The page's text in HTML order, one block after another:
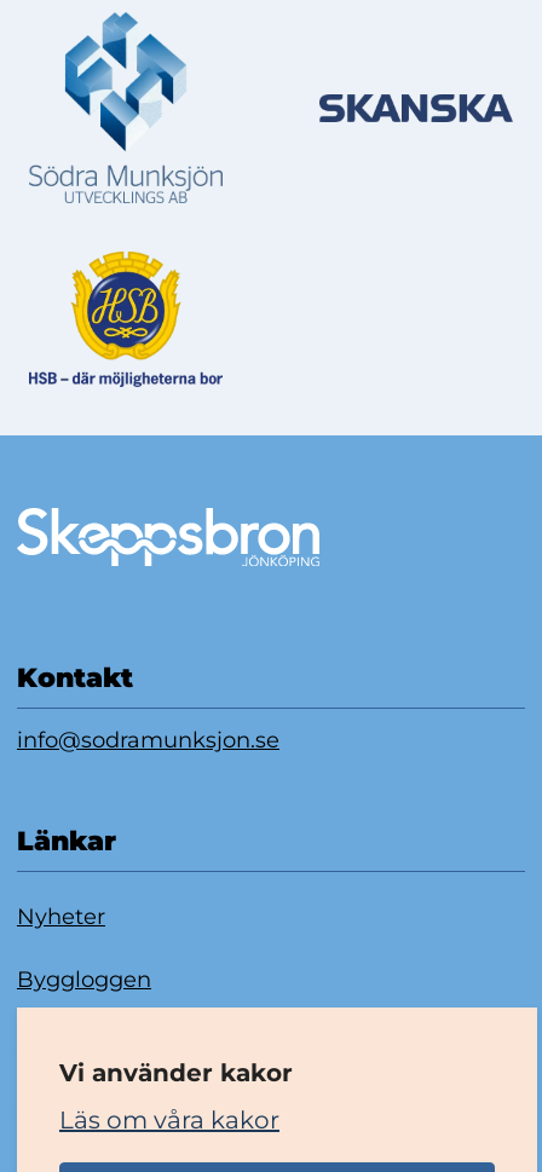
Vi använder kakor
Läs om våra kakor
Kontakt
info@sodramunksjon.se
Länkar
Nyheter
Byggloggen
Tillgänglighetsredogörelse